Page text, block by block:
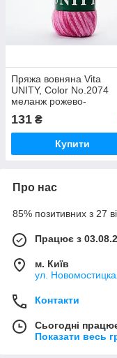
Пряжа вовняна Vita
UNITY, Color No.2074
меланж рожево-
малиновий
131 ₴
Купити
Про нас
85% позитивних з 27
Працює з
м. Київ
ул.
Контакти
Сьогодні
Показати весь